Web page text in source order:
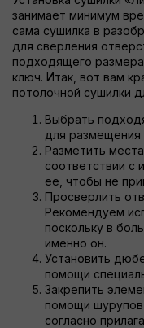
занимает минимум
сама сушилка в
для сверления
подходящего
ключ. Итак, вот вам
потолочной сушилки
Выбрать
для размещения
Разметить
соответствии с
ее, чтобы не
Просверлить
Рекомендуем
поскольку в
именно он.
Установить
помощи
Закрепить
помощи шурупов
согласно